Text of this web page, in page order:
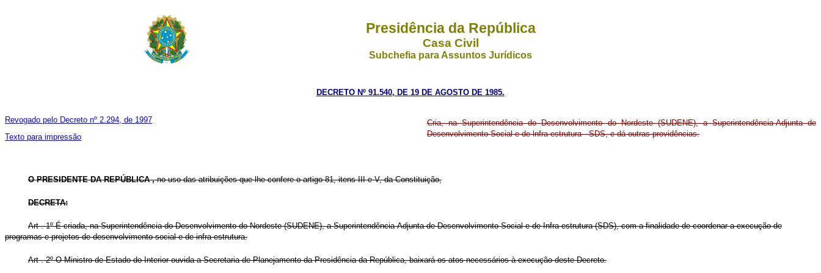
Presidência da República
Casa Civil
Subchefia para Assuntos Jurídicos
DECRETO Nº 91.540, DE 19 DE AGOSTO DE 1985.
Revogado pelo Decreto nº 2.294, de 1997
Texto para impressão
Cria, na Superintendência do Desenvolvimento do Nordeste (SUDENE), a Superintendência-Adjunta de
Desenvolvimento Social e de lnfra-estrutura - SDS, e dá outras providências.
O PRESIDENTE DA REPÚBLICA ,no uso das atribuições que lhe confere o artigo 81, itens III e V, da Constituição,
DECRETA:
Art . 1º É criada, na Superintendência do Desenvolvimento do Nordeste (SUDENE), a Superintendência-Adjunta de Desenvolvimento Social e de Infra-estrutura (SDS), com a finalidade de coordenar a execução de
programas e projetos de desenvolvimento social e de infra-estrutura.
Art . 2º O Ministro de Estado do Interior ouvida a Secretaria de Planejamento da Presidência da República, baixará os atos necessários à execução deste Decreto.